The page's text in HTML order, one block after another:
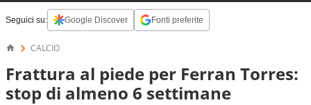
Seguici su: Google Discover Fonti preferite
CALCIO
Frattura al piede per Ferran Torres:
stop di almeno 6 settimane